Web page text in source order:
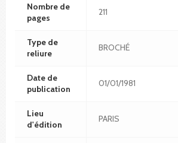
Nombre de
pages
211
Type de
reliure
BROCHÉ
Date de
publication
01/01/1981
Lieu
d'édition
PARIS